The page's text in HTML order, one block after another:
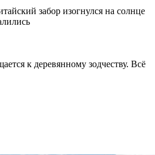
забор изогнулся на солнце
к деревянному зодчеству. Всё